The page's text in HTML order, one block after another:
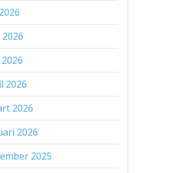
2026
2026
2026
2025